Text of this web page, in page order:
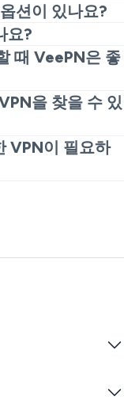
사용은 대부분
됩니다. 그냥 정
요.
션이 있나요?
면 브라우저 확
브라우징과 빠른
요?
맨체스터 서버
당신의 실제 위
됩니다.
때 VeePN은 좋
안전한 브라
확실한 선택입
비스에 매우 유
을 찾을 수 있
과 같은 검색은
의미입니다. 신
모두에서 보다
VPN이 필요하